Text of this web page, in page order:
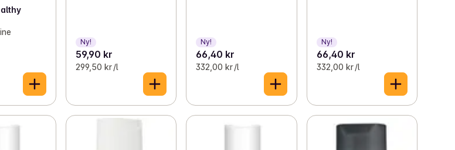
Ny!
59,90 kr
299,50 kr /l
Ny!
66,40 kr
332,00 kr /l
Ny!
66,40 kr
332,00 kr /l